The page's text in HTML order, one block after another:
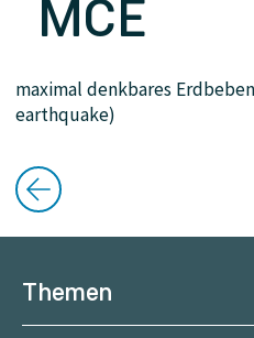
MCE
maximal denkbares
earthquake)
Themen